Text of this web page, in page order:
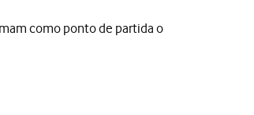
como ponto de partida o